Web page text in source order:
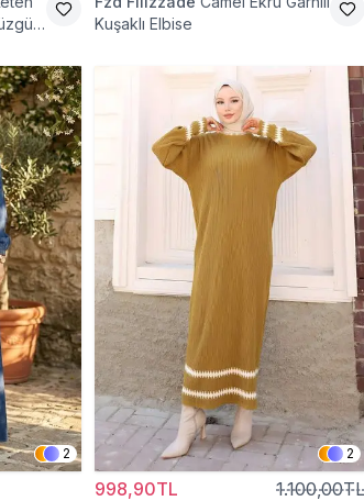
Kuşaklı Elbise
2 2
998,90TL 1.100,00TL